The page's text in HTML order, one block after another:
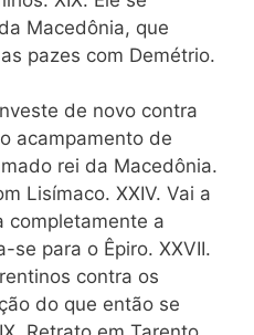
Macedônia, que
pazes com Demétrio.
de novo contra
acampamento de
rei da Macedônia.
Lisímaco. XXIV. Vai a
completamente a
se para o Êpiro. XXVII.
contra os
do que então se